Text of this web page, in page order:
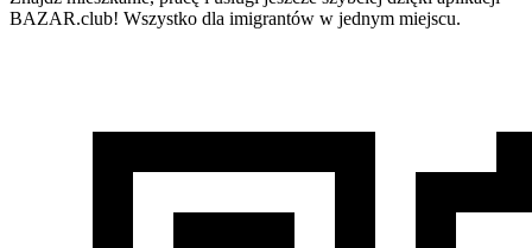
BAZAR.club! Wszystko dla imigrantów w jednym miejscu.